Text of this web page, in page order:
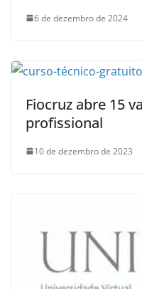
6 de dezembro de 2024
Fiocruz abre 15
profissional
10 de dezembro de 2023